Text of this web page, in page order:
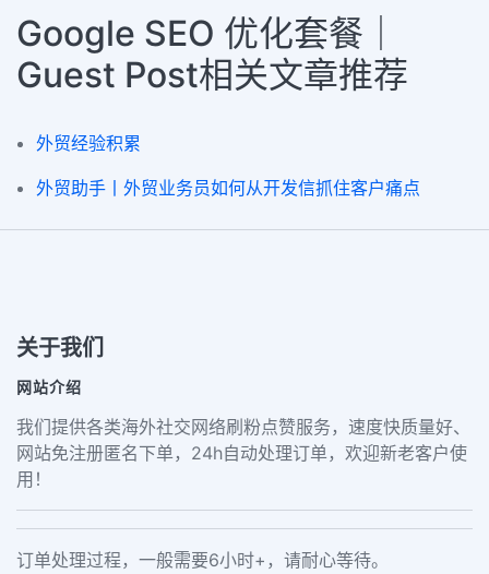
Google SEO 优化套餐｜
Guest Post相关文章推荐
外贸经验积累
外贸助手丨外贸业务员如何从开发信抓住客户痛点
关于我们
网站介绍
我们提供各类海外社交网络刷粉点赞服务，速度快质量好、
网站免注册匿名下单，24h自动处理订单，欢迎新老客户使
用！
订单处理过程，一般需要6小时+，请耐心等待。